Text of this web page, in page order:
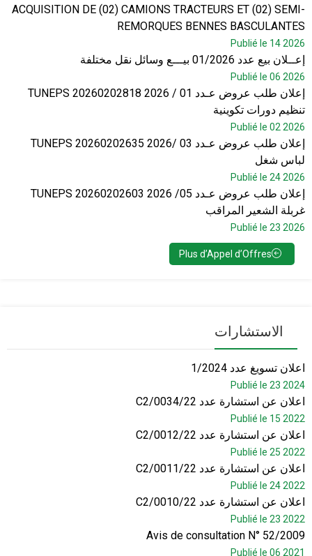
ACQUISITION DE (02) CAMIONS TRACTEURS ET (02) SEMI-
REMORQUES BENNES BASCULANTES
Publié le 14 2026
إعــلان بيع عدد 01/2026 بيـــع وسائل نقل مختلفة
Publié le 06 2026
إعلان طلب عروض عـدد 01 / 2026 TUNEPS 20260202818
تنظيم دورات تكوينية
Publié le 02 2026
إعلان طلب عروض عـدد 03 /2026 TUNEPS 20260202635
لباس شغل
Publié le 24 2026
إعلان طلب عروض عـدد 05/ 2026 TUNEPS 20260202603
غربلة الشعير المراقب
Publié le 23 2026
Plus d’Appel d’Offres
الاستشارات
اعلان تسويغ عدد 1/2024
Publié le 23 2024
اعلان عن استشارة عدد C2/0034/22
Publié le 15 2022
اعلان عن استشارة عدد C2/0012/22
Publié le 25 2022
اعلان عن استشارة عدد C2/0011/22
Publié le 24 2022
اعلان عن استشارة عدد C2/0010/22
Publié le 23 2022
Avis de consultation N° 52/2009
Publié le 06 2021